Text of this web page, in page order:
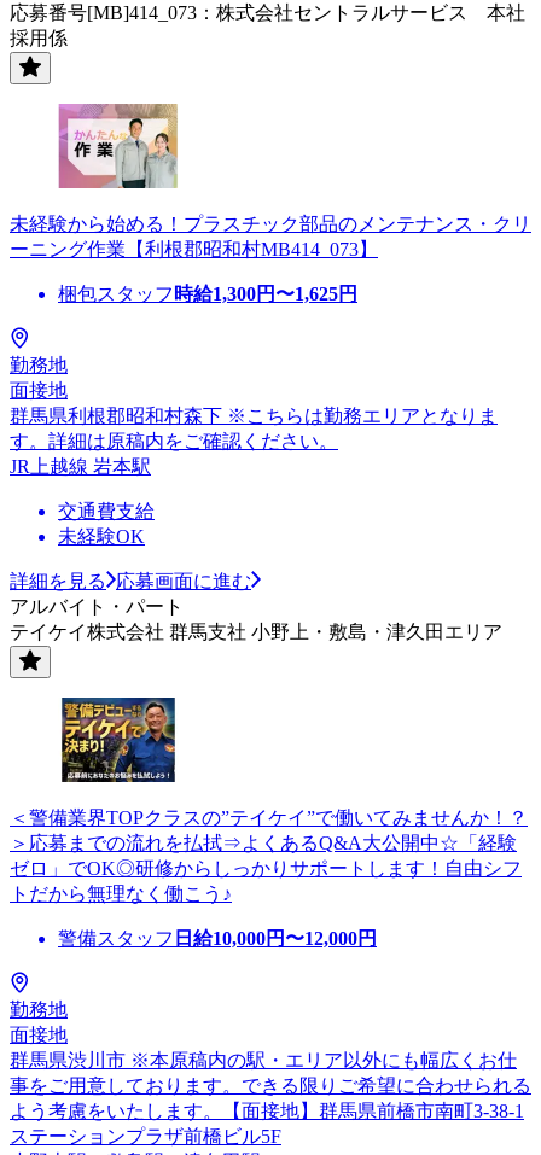
応募番号[MB]414_073：株式会社セントラルサービス 本社
採用係
未経験から始める！プラスチック部品のメンテナンス・クリ
ーニング作業【利根郡昭和村MB414_073】
梱包スタッフ 時給1,300円〜1,625円
勤務地
面接地
群馬県利根郡昭和村森下 ※こちらは勤務エリアとなりま
す。詳細は原稿内をご確認ください。
JR上越線 岩本駅
交通費支給
未経験OK
詳細を見る
応募画面に進む
アルバイト・パート
テイケイ株式会社 群馬支社 小野上・敷島・津久田エリア
＜警備業界TOPクラスの”テイケイ”で働いてみませんか！？
＞応募までの流れを払拭⇒よくあるQ&A大公開中☆「経験
ゼロ」でOK◎研修からしっかりサポートします！自由シフ
トだから無理なく働こう♪
警備スタッフ 日給10,000円〜12,000円
勤務地
面接地
群馬県渋川市 ※本原稿内の駅・エリア以外にも幅広くお仕
事をご用意しております。できる限りご希望に合わせられる
よう考慮をいたします。【面接地】群馬県前橋市南町3-38-1
ステーションプラザ前橋ビル5F